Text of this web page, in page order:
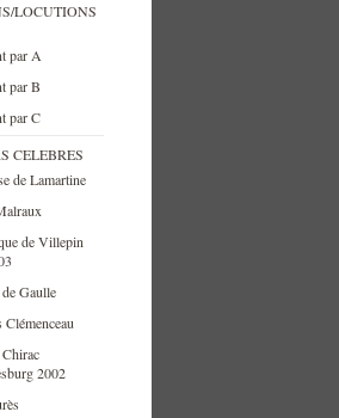
LOCUTIONS
par A
par B
par C
CELEBRES
de Lamartine
de Villepin
Gaulle
Clémenceau
Chirac
2002